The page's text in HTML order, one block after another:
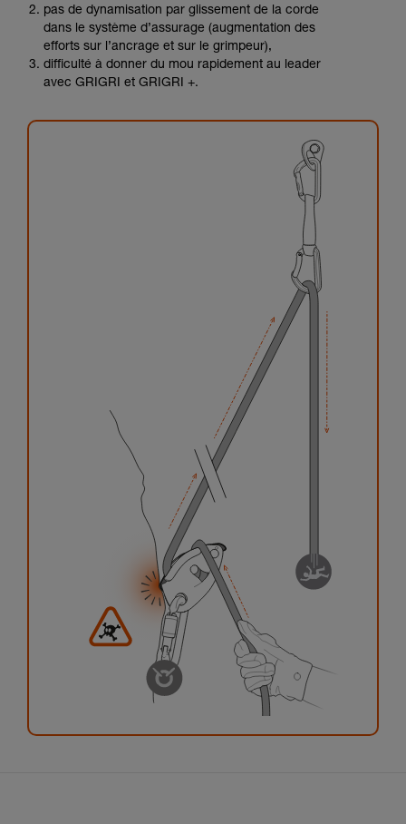
pas de dynamisation par glissement de la corde
dans le système d’assurage (augmentation des
efforts sur l’ancrage et sur le grimpeur),
difficulté à donner du mou rapidement au leader
avec GRIGRI et GRIGRI +.